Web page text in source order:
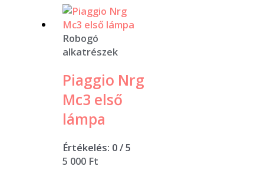
Robogó
alkatrészek
Piaggio Nrg
Mc3 első
lámpa
Értékelés: 0/ 5
5 000 Ft